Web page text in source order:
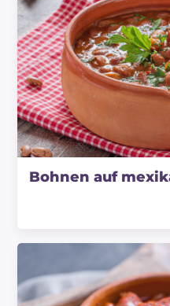
Bohnen auf